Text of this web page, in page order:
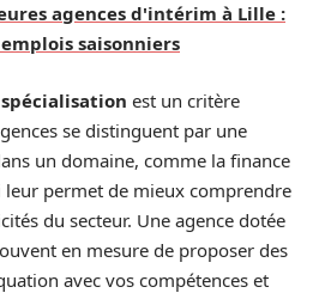
agences d'intérim à Lille :
saisonniers
est un critère
se distinguent par une
un domaine, comme la finance
permet de mieux comprendre
du secteur. Une agence dotée
en mesure de proposer des
avec vos compétences et